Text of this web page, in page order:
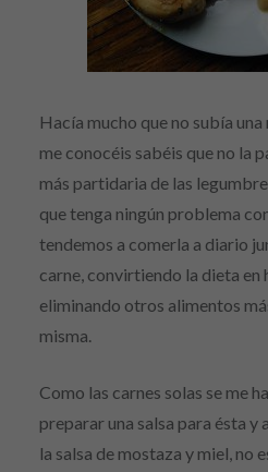
Hacía mucho que no subía
me conocéis sabéis que no la
más partidaria de las
que tenga ningún problema
tendemos a comerla a diario
carne, convirtiendo la dieta
eliminando otros alimentos
misma.
Como las carnes solas se me
preparar una salsa para ésta y
la salsa de mostaza y miel, no